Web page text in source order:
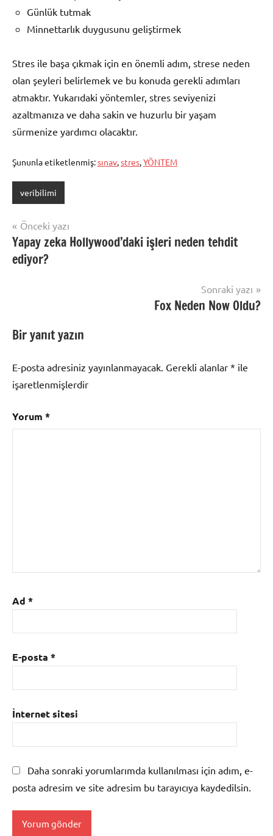
Günlük tutmak
Minnettarlık duygusunu geliştirmek
Stres ile başa çıkmak için en önemli adım, strese neden
olan şeyleri belirlemek ve bu konuda gerekli adımları
atmaktır. Yukarıdaki yöntemler, stres seviyenizi
azaltmanıza ve daha sakin ve huzurlu bir yaşam
sürmenize yardımcı olacaktır.
Şununla etiketlenmiş:sınav,stres,YÖNTEM
veribilimi
Yazı
gezinmesi
Önceki yazı
Yapay zeka Hollywood’daki işleri neden tehdit
ediyor?
Sonraki yazı
Fox Neden Now Oldu?
Bir yanıt yazın
E-posta adresiniz yayınlanmayacak. Gerekli alanlar * ile
işaretlenmişlerdir
Yorum *
Ad *
E-posta *
İnternet sitesi
Daha sonraki yorumlarımda kullanılması için adım, e-
posta adresim ve site adresim bu tarayıcıya kaydedilsin.